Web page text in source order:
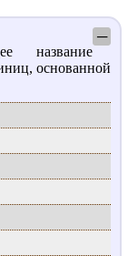
─
основанной